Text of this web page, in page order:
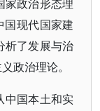
家政治形态理
国现代国家建
析了发展与治
政治理论。
中国本土和实